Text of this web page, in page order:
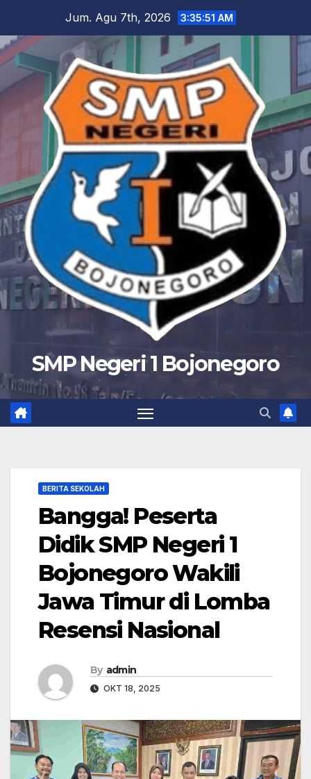
content
Jum. Agu 7th, 2026 3:35:52 AM
SMP Negeri 1 Bojonegoro
BERITA SEKOLAH
Bangga! Peserta
Didik SMP Negeri 1
Bojonegoro Wakili
Jawa Timur di Lomba
Resensi Nasional
By admin
OKT 18, 2025